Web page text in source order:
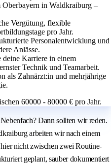
Oberbayern in Waldkraiburg –
Vergütung, flexible
pro Jahr.
Personalentwicklung und
Anlässe.
deine Karriere in einem
Technik und Teamarbeit.
als Zahnärzt:in und mehrjährige
60000 - 80000 € pro Jahr.
Dann sollten wir reden.
arbeiten wir nach einem
nicht zwischen zwei Routine-
geplant, sauber dokumentiert